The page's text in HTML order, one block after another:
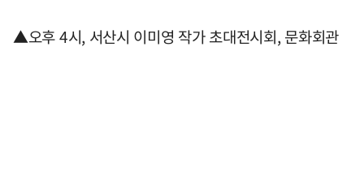
▲오후 4시, 서산시 이미영 작가 초대전시회, 문화회관